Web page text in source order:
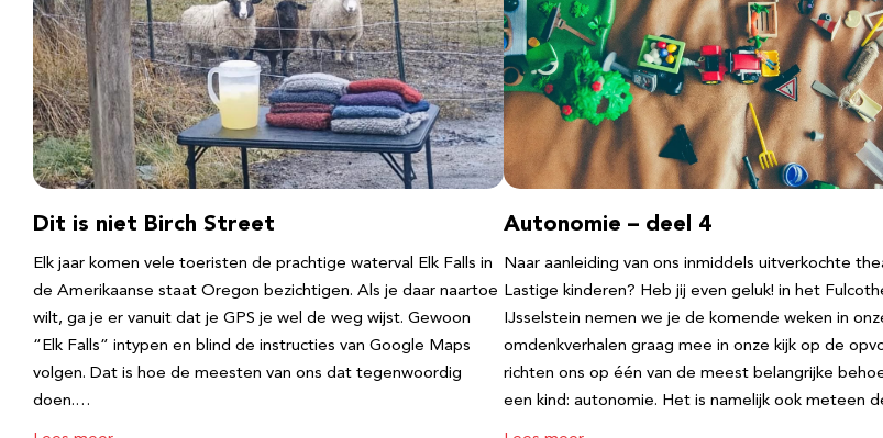
Dit is niet Birch Street
Elk jaar komen vele toeristen de prachtige waterval Elk Falls in
de Amerikaanse staat Oregon bezichtigen. Als je daar naartoe
wilt, ga je er vanuit dat je GPS je wel de weg wijst. Gewoon
“Elk Falls” intypen en blind de instructies van Google Maps
volgen. Dat is hoe de meesten van ons dat tegenwoordig
doen.…
Autonomie – deel 4
Naar aanleiding van ons inmiddels uitverkochte
Lastige kinderen? Heb jij even geluk! in het
IJsselstein nemen we je de komende weken in
omdenkverhalen graag mee in onze kijk op de
richten ons op één van de meest belangrijke
een kind: autonomie. Het is namelijk ook meteen